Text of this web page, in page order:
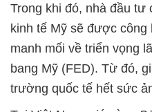
Trong khi đó, nhà đầu
kinh tế Mỹ sẽ được công
manh mối về triển vọng
bang Mỹ (FED). Từ đó,
trường quốc tế hết sức